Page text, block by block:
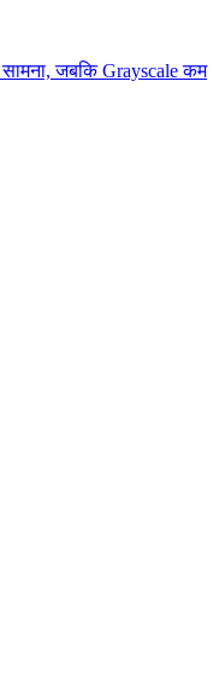
जबकि Grayscale कम